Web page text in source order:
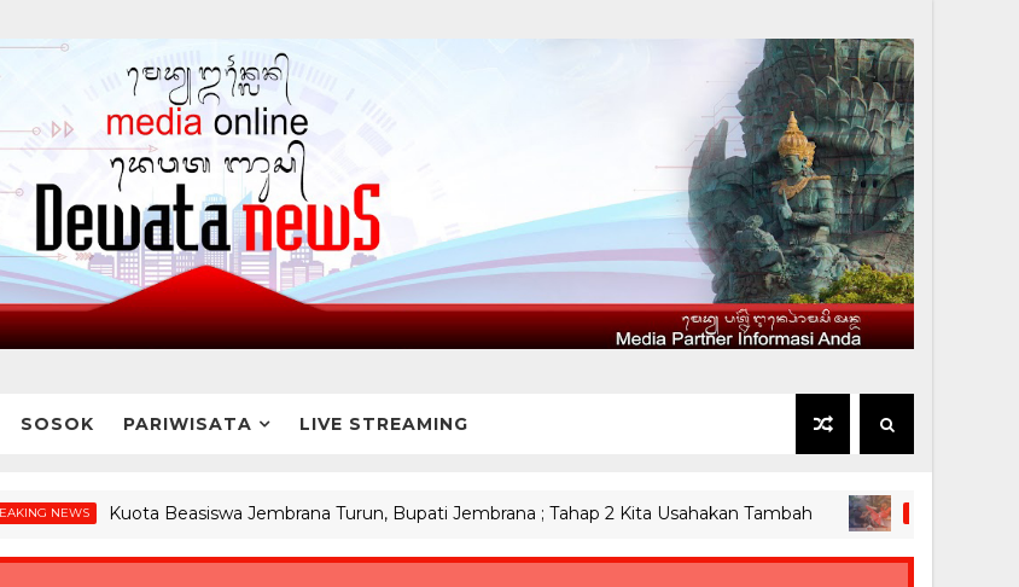
SOSOK PARIWISATA LIVE STREAMING
Kuota Beasiswa Jembrana Turun, Bupati Jembrana ; Tahap 2 Kita Usahakan Tambah BREAKING NEWS